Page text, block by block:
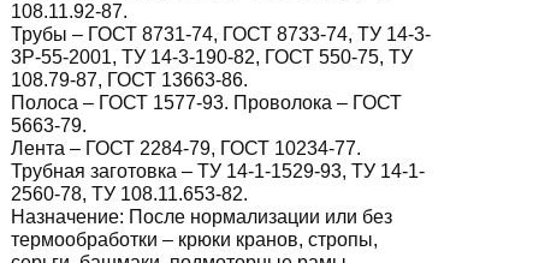
108.11.92-87.
Трубы – ГОСТ 8731-74, ГОСТ 8733-74, ТУ 14-3-
3Р-55-2001, ТУ 14-3-190-82, ГОСТ 550-75, ТУ
108.79-87, ГОСТ 13663-86.
Полоса – ГОСТ 1577-93. Проволока – ГОСТ
5663-79.
Лента – ГОСТ 2284-79, ГОСТ 10234-77.
Трубная заготовка – ТУ 14-1-1529-93, ТУ 14-1-
2560-78, ТУ 108.11.653-82.
Назначение: После нормализации или без
термообработки – крюки кранов, стропы,